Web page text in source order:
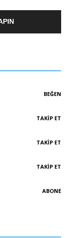
BEĞEN
TAKIP ET
TAKIP ET
TAKIP ET
ABONE